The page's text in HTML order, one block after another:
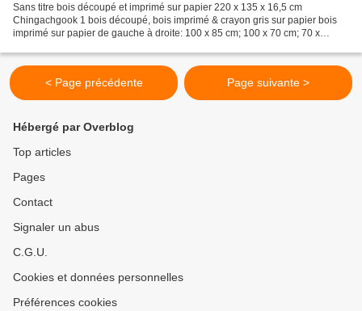
Sans titre bois découpé et imprimé sur papier 220 x 135 x 16,5 cm
Chingachgook 1 bois découpé, bois imprimé & crayon gris sur papier bois
imprimé sur papier de gauche à droite: 100 x 85 cm; 100 x 70 cm; 70 x
< Page précédente Page suivante >
Hébergé par Overblog
Top articles
Pages
Contact
Signaler un abus
C.G.U.
Cookies et données personnelles
Préférences cookies